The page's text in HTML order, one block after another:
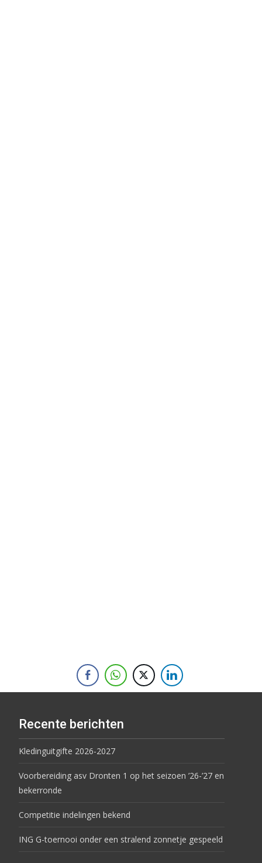
Recente berichten
Kledinguitgifte 2026-2027
Voorbereiding asv Dronten 1 op het seizoen ’26-’27 en
bekerronde
Competitie indelingen bekend
ING G-toernooi onder een stralend zonnetje gespeeld